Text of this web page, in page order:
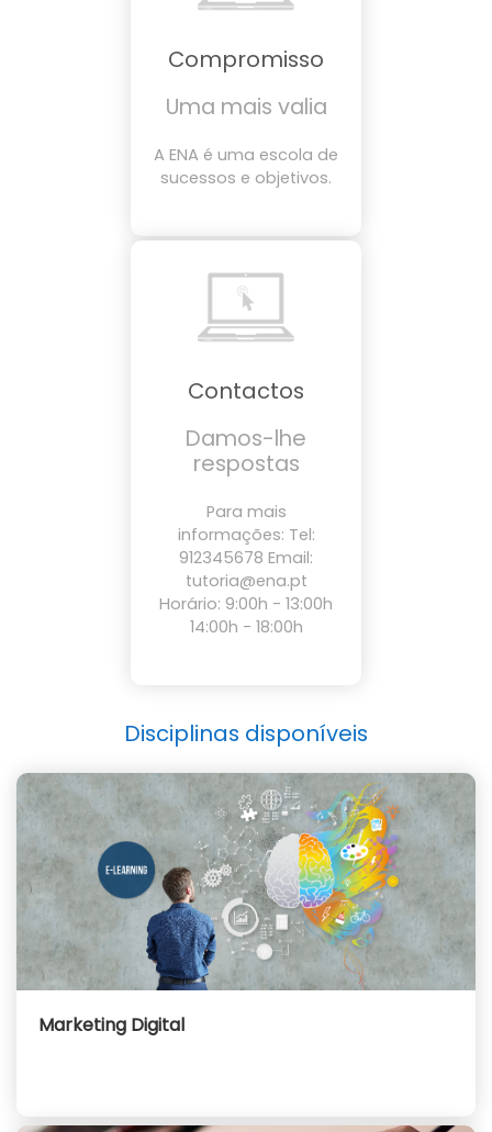
Compromisso
Uma mais valia
A ENA é uma escola de
sucessos e objetivos.
Contactos
Damos-lhe
respostas
Para mais
informações: Tel:
912345678 Email:
tutoria@ena.pt
Horário: 9:00h - 13:00h
14:00h - 18:00h
Disciplinas disponíveis
Marketing Digital